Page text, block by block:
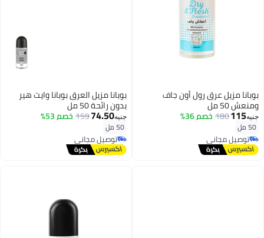
بوبانا مزيل عرق رول أون جاف
ومنعش 50 مل
جنيه115
180 خصم 36%
50 مل
توصيل مجاني
توصيل مجاني
بوبانا مزيل العرق بوبانا وايت هير
بدون رائحة 50 مل
جنيه74.50
159 خصم 53%
50 مل
توصيل مجاني
توصيل مجاني